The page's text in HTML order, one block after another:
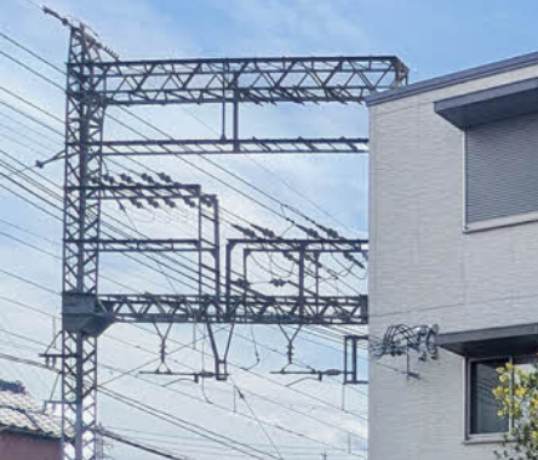
関西
シャーメゾンとは シャーメゾンセレクション